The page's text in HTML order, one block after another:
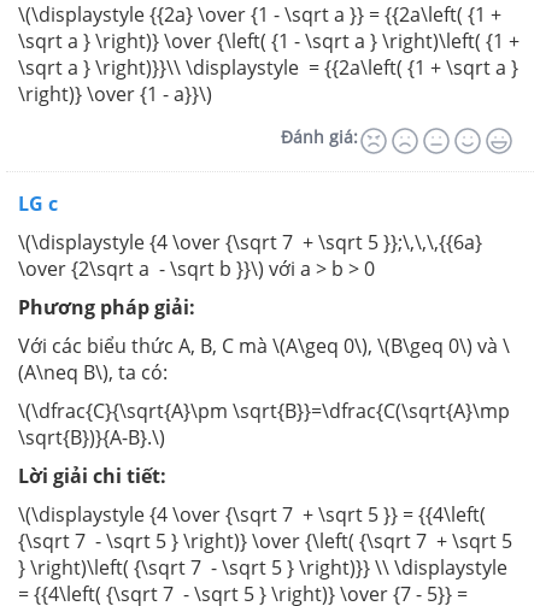
\(\displaystyle {{2a} \over {1 - \sqrt a }} = {{2a\left( {1 +
\sqrt a } \right)} \over {\left( {1 - \sqrt a } \right)\left( {1 +
\sqrt a } \right)}}\\ \displaystyle = {{2a\left( {1 + \sqrt a }
\right)} \over {1 - a}}\)
Đánh giá:
LG c
\(\displaystyle {4 \over {\sqrt 7 + \sqrt 5 }};\,\,\,{{6a}
\over {2\sqrt a - \sqrt b }}\) với a > b > 0
Phương pháp giải:
Với các biểu thức A, B, C mà \(A\geq 0\), \(B\geq 0\) và \
(A\neq B\), ta có:
\(\dfrac{C}{\sqrt{A}\pm \sqrt{B}}=\dfrac{C(\sqrt{A}\mp
\sqrt{B})}{A-B}.\)
Lời giải chi tiết:
\(\displaystyle {4 \over {\sqrt 7 + \sqrt 5 }} = {{4\left(
{\sqrt 7 - \sqrt 5 } \right)} \over {\left( {\sqrt 7 + \sqrt 5
} \right)\left( {\sqrt 7 - \sqrt 5 } \right)}} \\ \displaystyle
= {{4\left( {\sqrt 7 - \sqrt 5 } \right)} \over {7 - 5}} =